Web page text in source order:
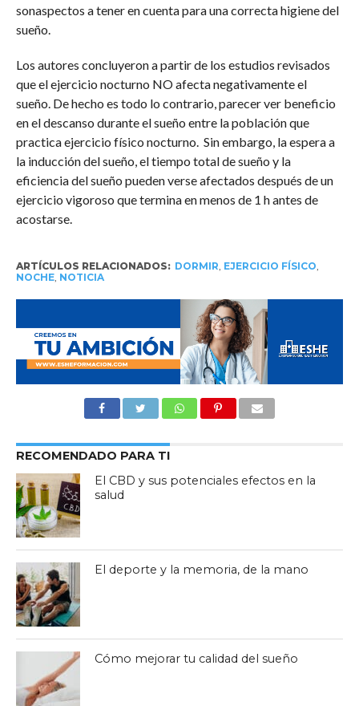
sonaspectos a tener en cuenta para una correcta higiene del
sueño.
Los autores concluyeron a partir de los estudios revisados
que el ejercicio nocturno NO afecta negativamente el
sueño. De hecho es todo lo contrario, parecer ver beneficio
en el descanso durante el sueño entre la población que
practica ejercicio físico nocturno. Sin embargo, la espera a
la inducción del sueño, el tiempo total de sueño y la
eficiencia del sueño pueden verse afectados después de un
ejercicio vigoroso que termina en menos de 1 h antes de
acostarse.
ARTÍCULOS RELACIONADOS: DORMIR, EJERCICIO FÍSICO,
NOCHE, NOTICIA
RECOMENDADO PARA TI
El CBD y sus potenciales efectos en la
salud
El deporte y la memoria, de la mano
Cómo mejorar tu calidad del sueño